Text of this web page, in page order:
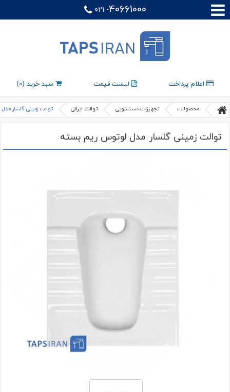
021 -40661000
اعلام پرداخت لیست قیمت سبد خرید (0
)
محصولات تجهیزات دستشویی توالت ایرانی توالت زمینی گلسار
توالت زمینی گلسار مدل لوتوس ریم بسته